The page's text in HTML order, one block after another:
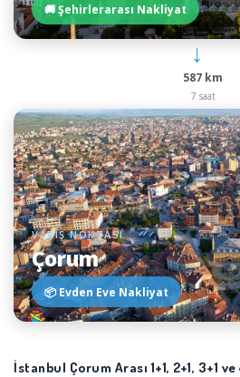
🚚 Şehirlerarası Nakliyat
→
587 km
7 saat
VARIŞ NOKTASI
Çorum
📦 Evden Eve Nakliyat
İstanbul Çorum Arası 1+1, 2+1, 3+1